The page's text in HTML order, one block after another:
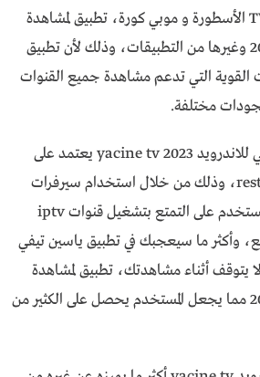
وكورة 4 لايف، وتطبيق TV الأسطورة و موبي كورة، تطبيق لمشاهدة
المباريات كأس العالم 2023 وغيرها من التطبيقات، وذلك لأن تطبيق
القوية التي تدعم مشاهدة جميع القنوات
مختلفة.
كما أن تحميل ياسين تيفي للاندرويد yacine tv 2023 يعتمد على
إعادة البث المباشر restream، وذلك من خلال استخدام سيرفرات
قوية جدا، التي تساعد المستخدم على التمتع بتشغيل قنوات iptv
وأكثر ما سيعجبك في تطبيق ياسين تيفي
لا يتوقف أثناء مشاهدتك، تطبيق لمشاهدة
المباريات كأس العالم 2023 مما يجعل المستخدم يحصل على الكثير من